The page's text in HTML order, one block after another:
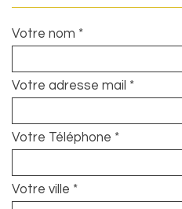
Votre nom *
Votre adresse mail *
Votre Téléphone *
Votre ville *